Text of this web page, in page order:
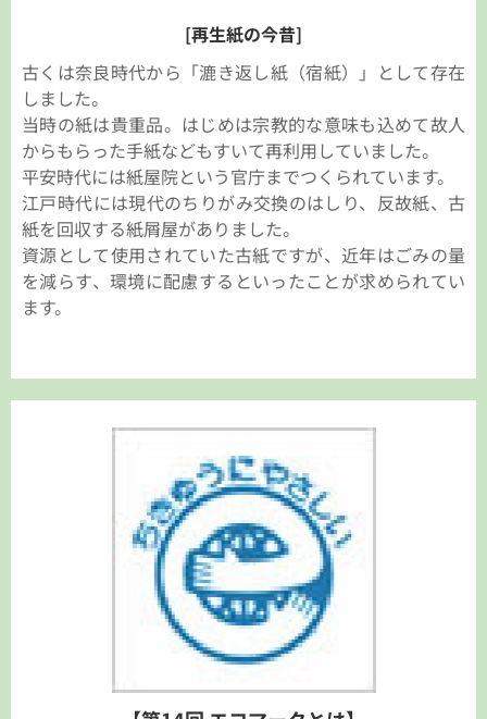
[再生紙の今昔]
古くは奈良時代から「漉き返し紙（宿紙）」として存在
しました。
当時の紙は貴重品。はじめは宗教的な意味も込めて故人
からもらった手紙などもすいて再利用していました。
平安時代には紙屋院という官庁までつくられています。
江戸時代には現代のちりがみ交換のはしり、反故紙、古
紙を回収する紙屑屋がありました。
資源として使用されていた古紙ですが、近年はごみの量
を減らす、環境に配慮するといったことが求められてい
ます。